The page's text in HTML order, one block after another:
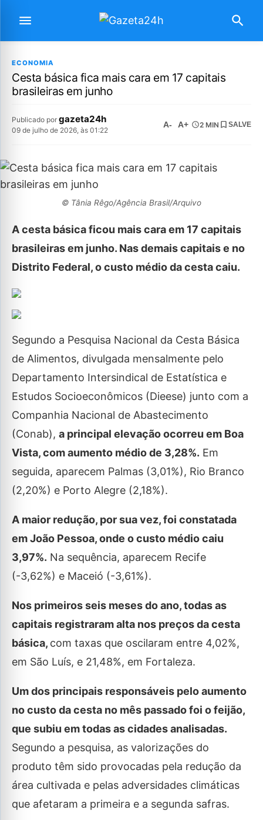
ECONOMIA
Cesta básica fica mais cara em 17 capitais
brasileiras em junho
Publicado por gazeta24h
09 de julho de 2026, às 01:22
A- A+ 2 MIN SALVE
© Tânia Rêgo/Agência Brasil/Arquivo
A cesta básica ficou mais cara em 17 capitais
brasileiras em junho. Nas demais capitais e no
Distrito Federal, o custo médio da cesta caiu.
Segundo a Pesquisa Nacional da Cesta Básica
de Alimentos, divulgada mensalmente pelo
Departamento Intersindical de Estatística e
Estudos Socioeconômicos (Dieese) junto com a
Companhia Nacional de Abastecimento
(Conab), a principal elevação ocorreu em Boa
Vista, com aumento médio de 3,28%. Em
seguida, aparecem Palmas (3,01%), Rio Branco
(2,20%) e Porto Alegre (2,18%).
A maior redução, por sua vez, foi constatada
em João Pessoa, onde o custo médio caiu
3,97%. Na sequência, aparecem Recife
(-3,62%) e Maceió (-3,61%).
Nos primeiros seis meses do ano, todas as
capitais registraram alta nos preços da cesta
básica, com taxas que oscilaram entre 4,02%,
em São Luís, e 21,48%, em Fortaleza.
Um dos principais responsáveis pelo aumento
no custo da cesta no mês passado foi o feijão,
que subiu em todas as cidades analisadas.
Segundo a pesquisa, as valorizações do
produto têm sido provocadas pela redução da
área cultivada e pelas adversidades climáticas
que afetaram a primeira e a segunda safras.